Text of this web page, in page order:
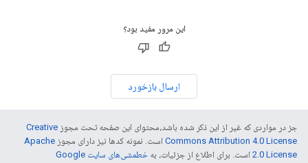
این مرور مفید بود؟
ارسال بازخورد
جز در مواردی که غیر از این ذکر شده باشد،‌محتوای این صفحه تحت مجوز Creative
Commons Attribution 4.0 License است. نمونه کدها نیز دارای مجوز Apache
2.0 License است. برای اطلاع از جزئیات، به خطمشی‌های سایت Google